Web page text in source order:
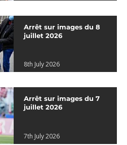
Arrêt sur images du 8
juillet 2026
8th July 2026
Arrêt sur images du 7
juillet 2026
7th July 2026